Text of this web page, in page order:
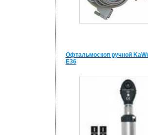
Офтальмоскоп ручной
Е36